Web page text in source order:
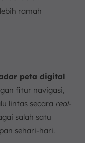
ramah
peta digital
fitur navigasi,
lintas secara real-
salah satu
sehari-hari.